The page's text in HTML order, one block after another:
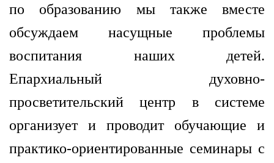
по образованию мы также вместе
обсуждаем насущные проблемы
воспитания наших детей.
Епархиальный духовно-
просветительский центр в системе
организует и проводит обучающие и
практико-ориентированные семинары с